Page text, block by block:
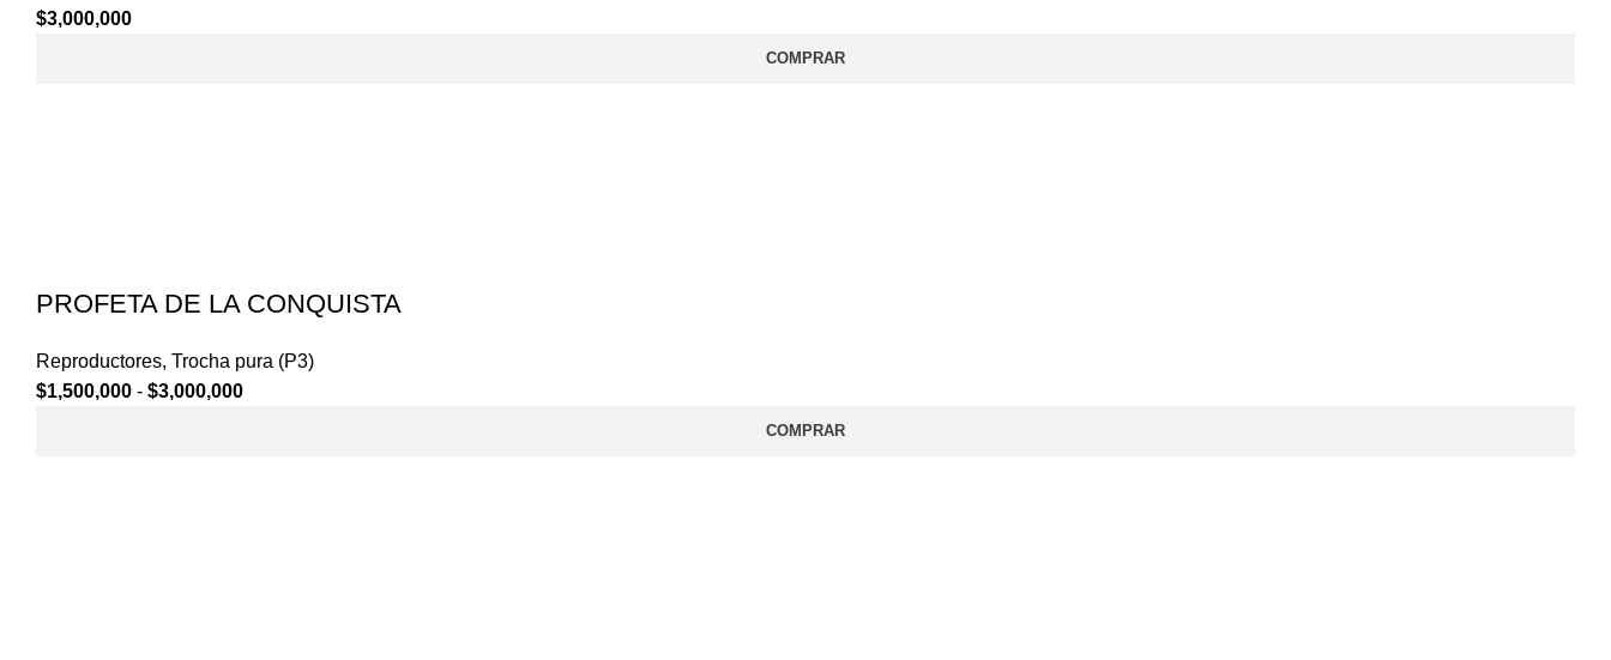
$3,000,000
COMPRAR
PROFETA DE LA CONQUISTA
Reproductores, Trocha pura (P3)
$1,500,000 - $3,000,000Rango
COMPRAR